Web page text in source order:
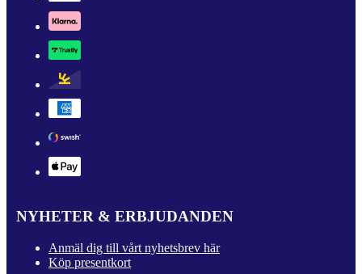
NYHETER & ERBJUDANDEN
Anmäl dig till vårt nyhetsbrev här
Köp presentkort